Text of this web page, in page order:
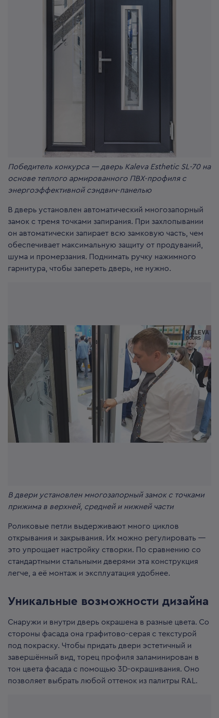
Победитель конкурса — дверь Kaleva Esthetic SL-70 на
основе теплого армированного ПВХ-профиля с
энергоэффективной сэндвич-панелью
В дверь установлен автоматический многозапорный
замок с тремя точками запирания. При захлопывании
он автоматически запирает всю замковую часть, чем
обеспечивает максимальную защиту от продуваний,
шума и промерзания. Поднимать ручку нажимного
гарнитура, чтобы запереть дверь, не нужно.
В двери установлен многозапорный замок с точками
прижима в верхней, средней и нижней части
Роликовые петли выдерживают много циклов
открывания и закрывания. Их можно регулировать —
это упрощает настройку створки. По сравнению со
стандартными стальными дверями эта конструкция
легче, а её монтаж и эксплуатация удобнее.
Уникальные возможности дизайна
Снаружи и внутри дверь окрашена в разные цвета. Со
стороны фасада она графитово-серая с текстурой
под покраску. Чтобы придать двери эстетичный и
завершённый вид, торец профиля заламинирован в
тон цвета фасада с помощью 3D-окрашивания. Оно
позволяет выбрать любой оттенок из палитры RAL.